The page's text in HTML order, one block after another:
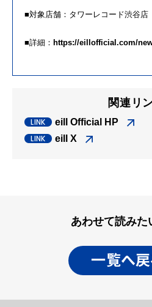
■対象店舗：タワーレコード渋谷店
■詳細： https://eill official.com/
関連リ
eill Official HP
eill X
あわせて読みた
一覧へ戻